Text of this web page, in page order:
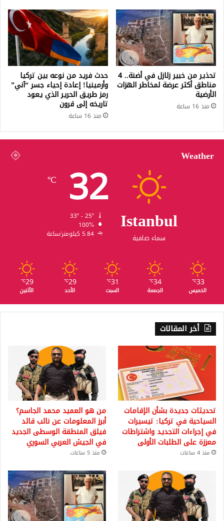
تحذير من خبير زلازل في أضنة.. 4
مناطق أكثر عرضة لمخاطر الهزات
الأرضية
منذ 16 ساعة
حدث فريد من نوعه بين تركيا
وأرمينيا! إعادة إحياء جسر “آني”
رمز طريق الحرير الذي يعود
تاريخه إلى قرون
منذ 16 ساعة
Weather
Istanbul
سماء صافية
32
℃
100%
5.84 كيلومتر/ساعة
33
℃
الخميس
34
℃
الجمعة
31
℃
السبت
29
℃
الأحد
29
℃
الأثنين
أخر المقالات
تحديثات جديدة بشأن الإقامات
السياحية في تركيا: تيسيرات
في إجراءات التجديد واشتراطات
معززة على الطلبات الأولى
منذ 4 ساعات
من هو العميد محمد الجاسم؟
أبرز المعلومات عن نائب قائد
فيلق المنطقة الوسطى الجديد
في الجيش العربي السوري
منذ 5 ساعات